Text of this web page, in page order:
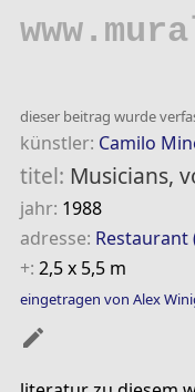
dieser beitrag wurde
künstler: Camilo
titel: Musicians,
jahr: 1988
adresse: Restaurant
+: 2,5 x 5,5 m
eingetragen von Alex
mode_edit